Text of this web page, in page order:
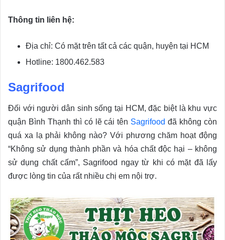
Thông tin liên hệ:
Địa chỉ: Có mặt trên tất cả các quận, huyện tại HCM
Hotline: 1800.462.583
Sagrifood
Đối với người dân sinh sống tại HCM, đặc biệt là khu vực
quận Bình Thạnh thì có lẽ cái tên Sagrifood đã không còn
quá xa lạ phải không nào? Với phương chăm hoạt động
“Không sử dụng thành phần và hóa chất độc hại – không
sử dụng chất cấm”, Sagrifood ngay từ khi có mặt đã lấy
được lòng tin của rất nhiều chị em nội trợ.